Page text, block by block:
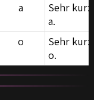
a
Sehr
a.
o
Sehr
o.